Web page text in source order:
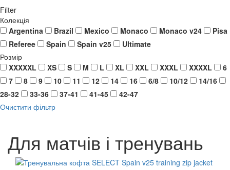
Filter
Колекція
Argentina
Brazil Mexico Monaco Monaco v24
Pisa
Referee
Spain Spain v25
Ultimate
Розмір
XXXXXL
XS S M L XL XXL XXXL XXXXL
6
7
8 9 10 11 12 14 16 6/8 10/12
14/16
28-32
33-36 37-41 41-45
42-47
Очистити фільтр
Для матчів і тренувань